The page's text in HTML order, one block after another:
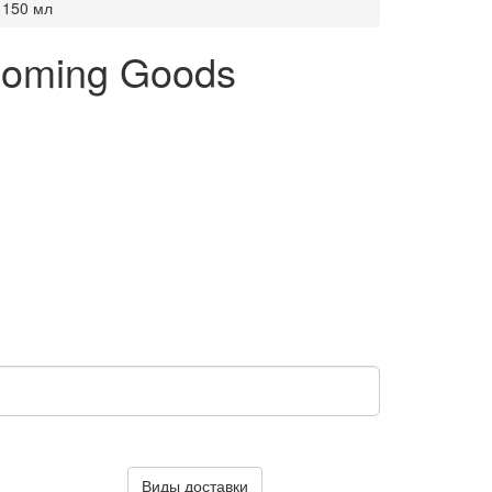
150 мл
Goods
Виды доставки